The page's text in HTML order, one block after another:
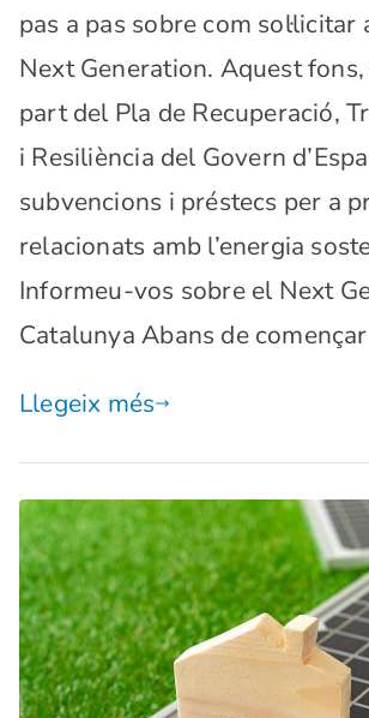
pas a pas sobre com sol·licitar
Next Generation. Aquest
part del Pla de Recuperació,
i Resiliència del Govern
subvencions i préstecs per a
relacionats amb l’energia
Informeu-vos sobre el Next
Catalunya Abans de
Llegeix més